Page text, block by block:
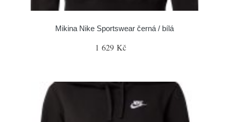
Mikina Nike Sportswear černá / bílá
1 629 Kč